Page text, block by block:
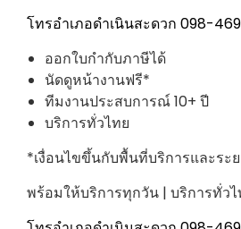
โทรอำเภอดำเนินสะดวก 098-
ออกใบกำกับภาษีได้
นัดดูหน้างานฟรี*
ทีมงานประสบการณ์ 10+ ปี
บริการทั่วไทย
*เงื่อนไขขึ้นกับพื้นที่บริการและระ
พร้อมให้บริการทุกวัน | บริการทั่วไ